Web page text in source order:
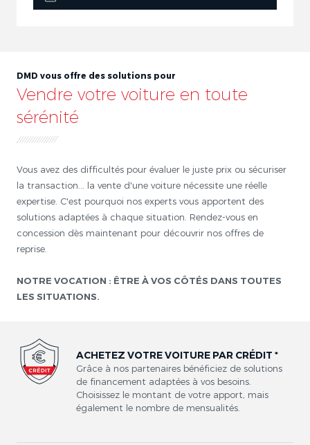
DMD vous offre des solutions pour
Vendre votre voiture en toute
sérénité
Vous avez des difficultés pour évaluer le juste prix ou sécuriser
la transaction... la vente d'une voiture nécessite une réelle
expertise. C'est pourquoi nos experts vous apportent des
solutions adaptées à chaque situation. Rendez-vous en
concession dès maintenant pour découvrir nos offres de
reprise.
NOTRE VOCATION : ÊTRE À VOS CÔTÉS DANS TOUTES
LES SITUATIONS.
ACHETEZ VOTRE VOITURE PAR CRÉDIT *
Grâce à nos partenaires bénéficiez de solutions
de financement adaptées à vos besoins.
Choisissez le montant de votre apport, mais
également le nombre de mensualités.